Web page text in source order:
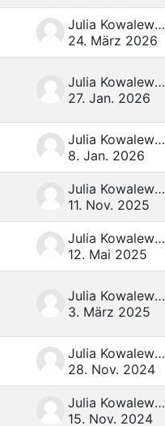
Julia Kowalewski
24. März 2026
Julia Kowalewski
27. Jan. 2026
Julia Kowalewski
8. Jan. 2026
Julia Kowalewski
11. Nov. 2025
Julia Kowalewski
12. Mai 2025
Julia Kowalewski
3. März 2025
Julia Kowalewski
28. Nov. 2024
Julia Kowalewski
15. Nov. 2024